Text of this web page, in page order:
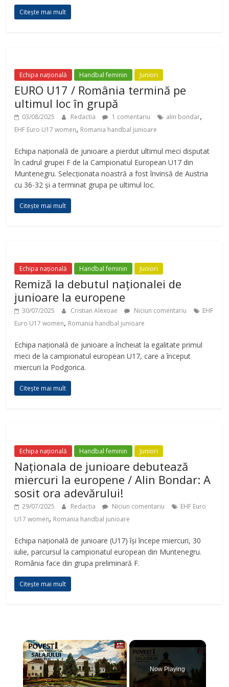
Citește mai mult
Echipa națională Handbal feminin Juniori
EURO U17 / România termină pe
ultimul loc în grupă
03/08/2025 Redactia 1 comentariu alin bondar,
EHF Euro U17 women, Romania handbal junioare
Echipa națională de junioare a pierdut ultimul meci disputat
în cadrul grupei F de la Campionatul European U17 din
Muntenegru. Selecționata noastră a fost învinsă de Austria
cu 36-32 și a terminat grupa pe ultimul loc.
Citește mai mult
Echipa națională Handbal feminin Juniori
Remiză la debutul naționalei de
junioare la europene
30/07/2025 Cristian Alexoae Niciun comentariu
EHF
Euro U17 women, Romania handbal junioare
Echipa națională de junioare a încheiat la egalitate primul
meci de la campionatul european U17, care a început
miercuri la Podgorica.
Citește mai mult
Echipa națională Handbal feminin Juniori
Naționala de junioare debutează
miercuri la europene / Alin Bondar: A
sosit ora adevărului!
29/07/2025 Redactia Niciun comentariu
EHF Euro
U17 women, Romania handbal junioare
Echipa națională de junioare (U17) își începe miercuri, 30
iulie, parcursul la campionatul european din Muntenegru.
România face din grupa preliminară F.
Citește mai mult
×
Now Playing